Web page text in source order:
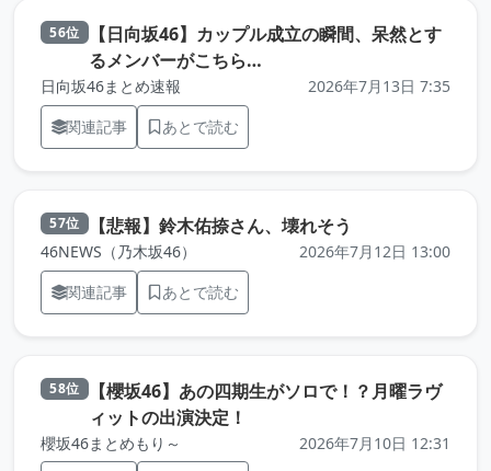
56位
【日向坂46】カップル成立の瞬間、呆然とす
るメンバーがこちら…
日向坂46まとめ速報
2026年7月13日 7:35
関連記事
あとで読む
57位 【悲報】鈴木佑捺さん、壊れそう
46NEWS（乃木坂46）
2026年7月12日 13:00
関連記事
あとで読む
58位
【櫻坂46】あの四期生がソロで！？月曜ラヴ
ィットの出演決定！
櫻坂46まとめもり～
2026年7月10日 12:31